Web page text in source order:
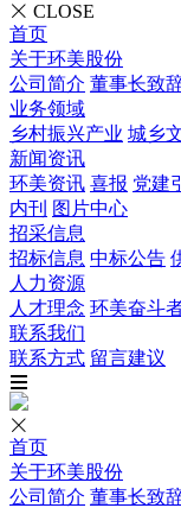
CLOSE
首页
关于环美股份
公司简介 董事长致
业务领域
乡村振兴产业 城乡
新闻资讯
环美资讯 喜报 党建
内刊 图片中心
招采信息
招标信息 中标公告
人力资源
人才理念 环美奋斗
联系我们
联系方式 留言建议
首页
关于环美股份
公司简介 董事长致